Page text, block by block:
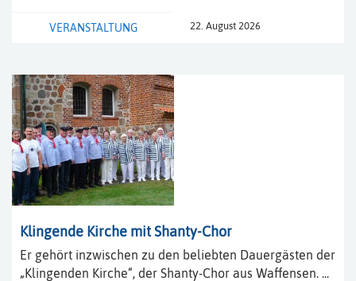
VERANSTALTUNG 22. August 2026
Klingende Kirche mit Shanty-Chor
Er gehört inzwischen zu den beliebten Dauergästen der
„Klingenden Kirche“, der Shanty-Chor aus Waffensen. ...